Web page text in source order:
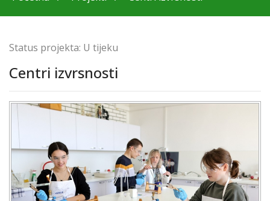
Status projekta: U tijeku
Centri izvrsnosti